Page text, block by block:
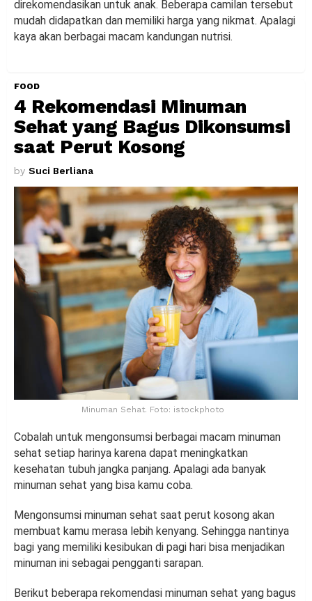
direkomendasikan untuk anak. Beberapa camilan tersebut
mudah didapatkan dan memiliki harga yang nikmat. Apalagi
kaya akan berbagai macam kandungan nutrisi.
FOOD
4 Rekomendasi Minuman
Sehat yang Bagus Dikonsumsi
saat Perut Kosong
by Suci Berliana
Minuman Sehat. Foto: istockphoto
Cobalah untuk mengonsumsi berbagai macam minuman
sehat setiap harinya karena dapat meningkatkan
kesehatan tubuh jangka panjang. Apalagi ada banyak
minuman sehat yang bisa kamu coba.
Mengonsumsi minuman sehat saat perut kosong akan
membuat kamu merasa lebih kenyang. Sehingga nantinya
bagi yang memiliki kesibukan di pagi hari bisa menjadikan
minuman ini sebagai pengganti sarapan.
Berikut beberapa rekomendasi minuman sehat yang bagus